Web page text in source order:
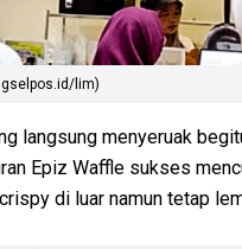
lim)
langsung menyeruak
Epiz Waffle sukses
di luar namun tetap